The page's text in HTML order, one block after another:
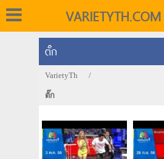
VARIETYTH.COM
ตั๊ก
VarietyTh /
ตั๊ก